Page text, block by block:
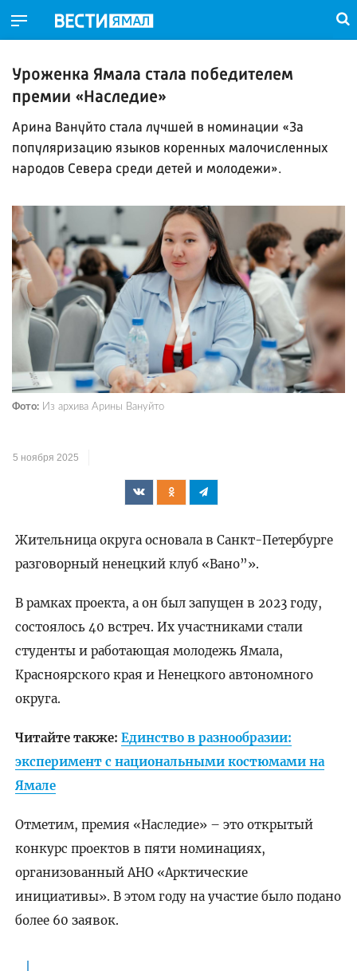
Уроженка Ямала стала победителем
премии «Наследие»
Арина Вануйто стала лучшей в номинации «За
популяризацию языков коренных малочисленных
народов Севера среди детей и молодежи».
Фото: Из архива Арины Вануйто
5 ноября 2025
Жительница округа основала в Санкт-Петербурге
разговорный ненецкий клуб «Вано”».
В рамках проекта, а он был запущен в 2023 году,
состоялось 40 встреч. Их участниками стали
студенты и работающая молодежь Ямала,
Красноярского края и Ненецкого автономного
округа.
Читайте также: Единство в разнообразии:
эксперимент с национальными костюмами на
Ямале
Отметим, премия «Наследие» – это открытый
конкурс проектов в пяти номинациях,
организованный АНО «Арктические
инициативы». В этом году на участие было подано
более 60 заявок.